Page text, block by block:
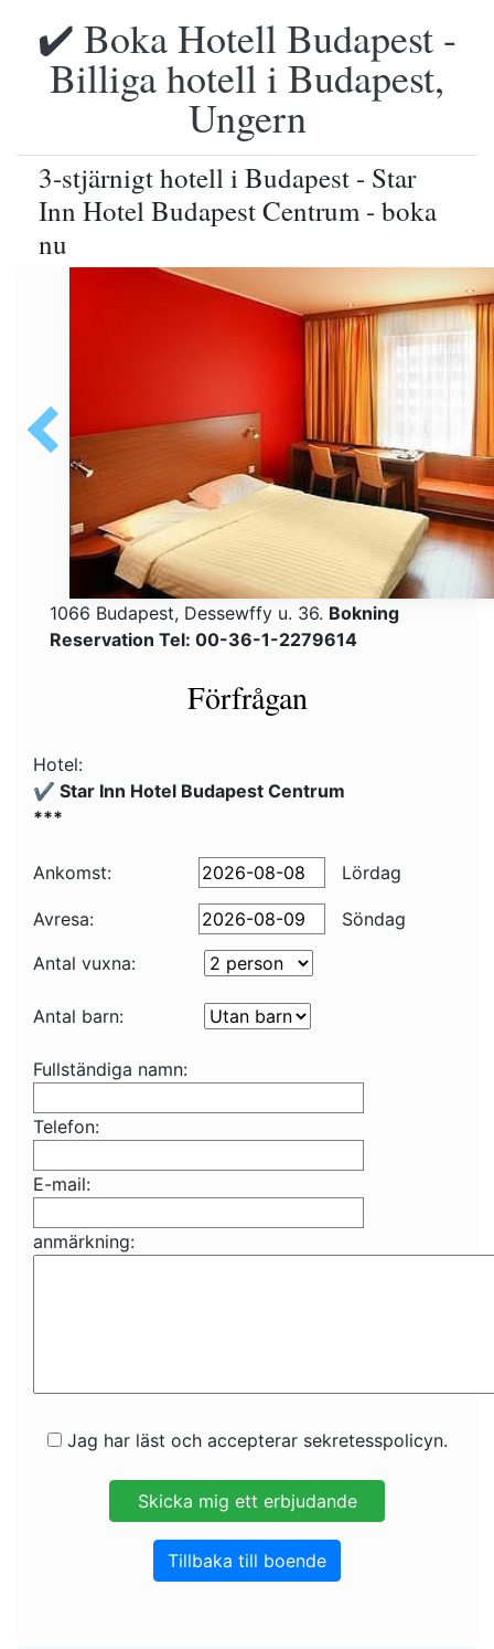
✔️ Boka Hotell Budapest -
Billiga hotell i Budapest,
Ungern
3-stjärnigt hotell i Budapest - Star
Inn Hotel Budapest Centrum - boka
nu
1066 Budapest, Dessewffy u. 36. Bokning
Reservation Tel: 00-36-1-2279614
Förfrågan
Hotel:
✔️ Star Inn Hotel Budapest Centrum
***
Ankomst: Lördag
Avresa:
Söndag
Antal vuxna:
Antal barn:
Fullständiga namn:
Telefon:
E-mail:
anmärkning:
Jag har läst och accepterar sekretesspolicyn.
Tillbaka till boende